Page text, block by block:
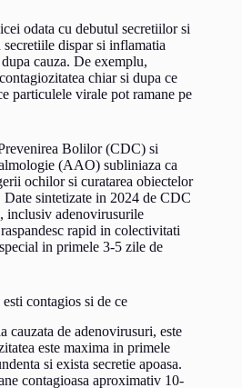
odata cu debutul secretiilor si
dispar si inflamatia
cauza. De exemplu,
chiar si dupa ce
particulele virale pot ramane pe
Bolilor (CDC) si
(AAO) subliniaza ca
ochilor si curatarea obiectelor
Date sintetizate in 2024 de CDC
inclusiv adenovirusurile
rapid in colectivitati
in primele 3-5 zile de
contagios si de ce
cauzata de adenovirusuri, este
este maxima in primele
si exista secretie apoasa.
contagioasa aproximativ 10-